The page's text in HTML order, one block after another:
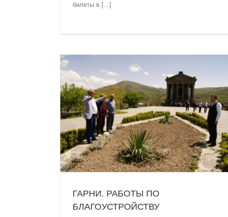
билеты в [...]
ГАРНИ. РАБОТЫ ПО
БЛАГОУСТРОЙСТВУ